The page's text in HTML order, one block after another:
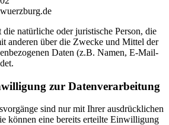
natürliche oder juristische Person, die
anderen über die Zwecke und Mittel der
Daten (z.B. Namen, E-Mail-
zur Datenverarbeitung
sind nur mit Ihrer ausdrücklichen
können eine bereits erteilte Einwilligung